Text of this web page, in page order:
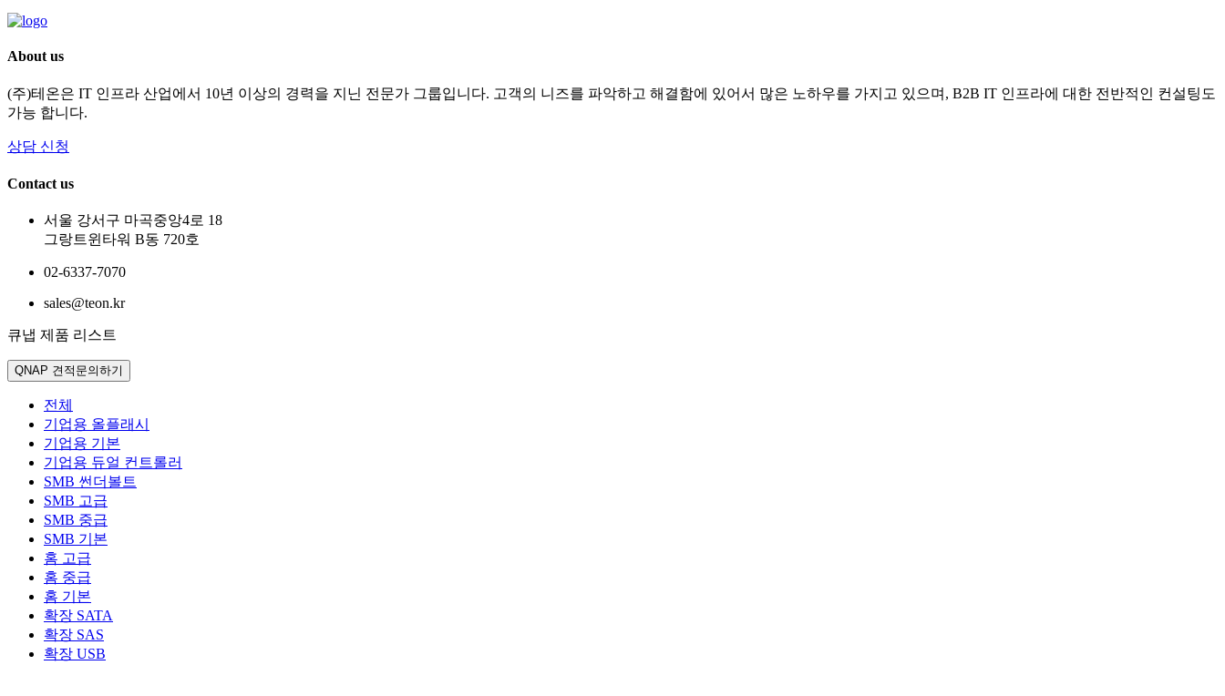
About us
(주)테온은 IT 인프라 산업에서 10년 이상의 경력을 지닌 전문가 그룹입니다. 고객의 니즈를 파악하고 해결함에 있어서 많은 노하우를 가지고 있으며, B2B IT 인프라에 대한 전반적인 컨설팅도
가능 합니다.
상담 신청
Contact us
서울 강서구 마곡중앙4로 18
그랑트윈타워 B동 720호
02-6337-7070
sales@teon.kr
큐냅 제품 리스트
QNAP 견적문의하기
전체
기업용 올플래시
기업용 기본
기업용 듀얼 컨트롤러
SMB 썬더볼트
SMB 고급
SMB 중급
SMB 기본
홈 고급
홈 중급
홈 기본
확장 SATA
확장 SAS
확장 USB